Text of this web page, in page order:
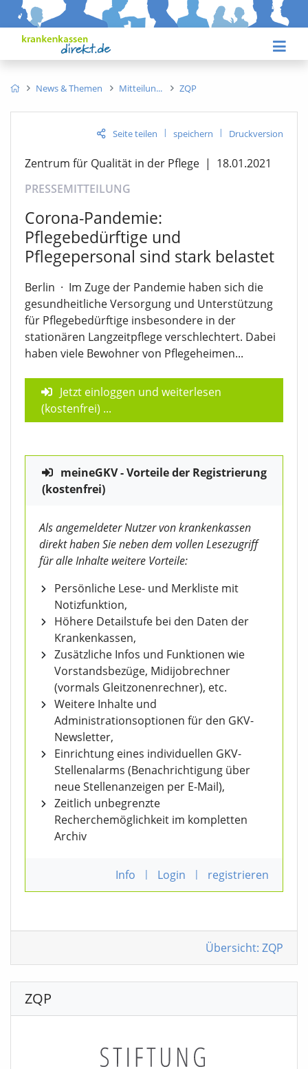
News & Themen Mitteilun ZQP
Seite teilen | speichern | Druckversion
Zentrum für Qualität in der Pflege | 18.01.2021
PRESSEMITTEILUNG
Corona-Pandemie:
Pflegebedürftige und
Pflegepersonal sind stark belastet
Berlin · Im Zuge der Pandemie haben sich die
gesundheitliche Versorgung und Unterstützung
für Pflegebedürftige insbesondere in der
stationären Langzeitpflege verschlechtert. Dabei
haben viele Bewohner von Pflegeheimen...
Jetzt einloggen und weiterlesen
(kostenfrei) ...
meineGKV - Vorteile der Registrierung
(kostenfrei)
Als angemeldeter Nutzer von krankenkassen
direkt haben Sie neben dem vollen Lesezugriff
für alle Inhalte weitere Vorteile:
Persönliche Lese- und Merkliste mit
Notizfunktion,
Höhere Detailstufe bei den Daten der
Krankenkassen,
Zusätzliche Infos und Funktionen wie
Vorstandsbezüge, Midijobrechner
(vormals Gleitzonenrechner), etc.
Weitere Inhalte und
Administrationsoptionen für den GKV-
Newsletter,
Einrichtung eines individuellen GKV-
Stellenalarms (Benachrichtigung über
neue Stellenanzeigen per E-Mail),
Zeitlich unbegrenzte
Recherchemöglichkeit im kompletten
Archiv
Info | Login | registrieren
Übersicht: ZQP
ZQP